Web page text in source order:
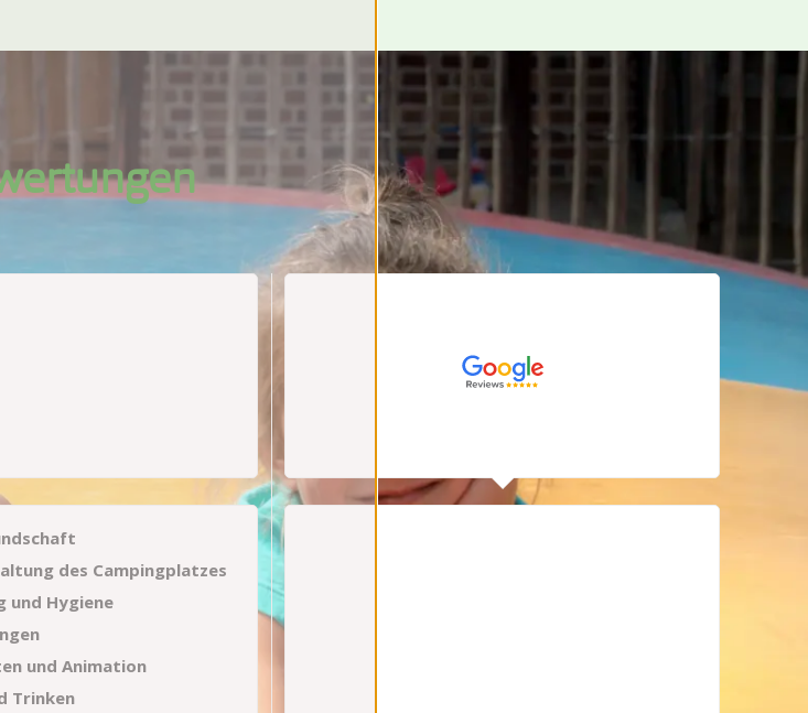
des Campingplatzes
und Hygiene
und Animation
Trinken